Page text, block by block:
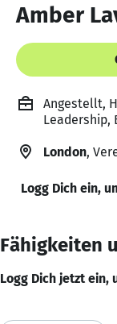
Amber
Angestellt,
Leadership,
London,
Logg Dich ein,
Fähigkeiten
Logg Dich jetzt ein,